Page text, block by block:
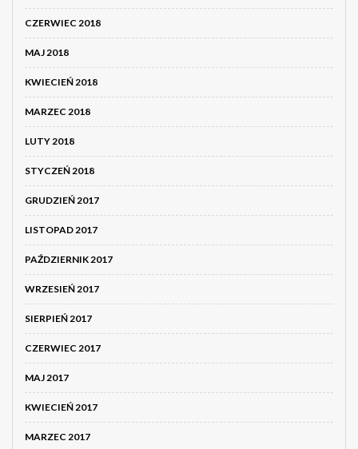
CZERWIEC 2018
MAJ 2018
KWIECIEŃ 2018
MARZEC 2018
LUTY 2018
STYCZEŃ 2018
GRUDZIEŃ 2017
LISTOPAD 2017
PAŹDZIERNIK 2017
WRZESIEŃ 2017
SIERPIEŃ 2017
CZERWIEC 2017
MAJ 2017
KWIECIEŃ 2017
MARZEC 2017